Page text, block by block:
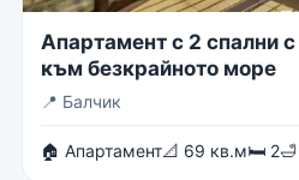
Апартамент с 2 спални
към безкрайното море
📍 Балчик
🏠 Апартамент📐 69 кв.м🛏 2